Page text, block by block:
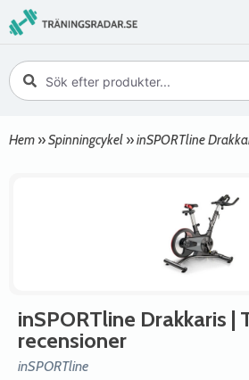
Hem »Spinningcykel »inSPORTline
inSPORTline Drakkaris |
recensioner
inSPORTline